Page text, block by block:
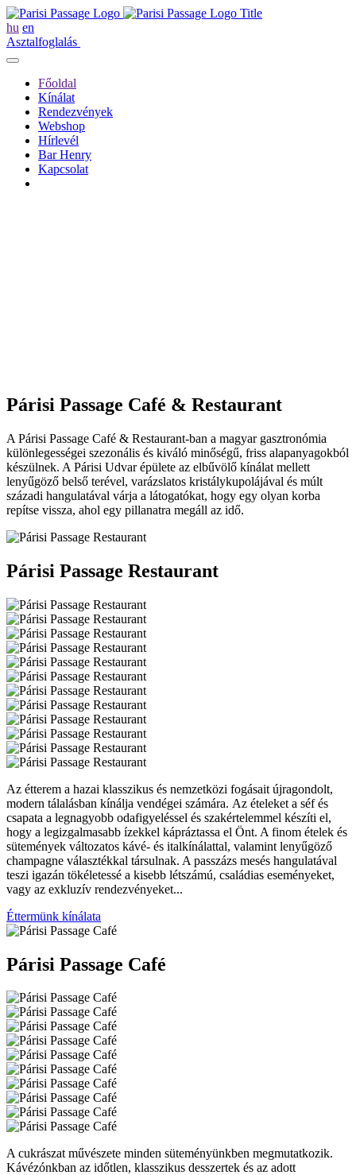
hu en
Asztalfoglalás
Főoldal
Kínálat
Rendezvények
Webshop
Hírlevél
Bar Henry
Kapcsolat
Párisi Passage Café & Restaurant
A Párisi Passage Café & Restaurant-ban a magyar gasztronómia
különlegességei szezonális és kiváló minőségű, friss alapanyagokból
készülnek. A Párisi Udvar épülete az elbűvölő kínálat mellett
lenyűgöző belső terével, varázslatos kristálykupolájával és múlt
századi hangulatával várja a látogatókat, hogy egy olyan korba
repítse vissza, ahol egy pillanatra megáll az idő.
Párisi Passage Restaurant
Az étterem a hazai klasszikus és nemzetközi fogásait újragondolt,
modern tálalásban kínálja vendégei számára. Az ételeket a séf és
csapata a legnagyobb odafigyeléssel és szakértelemmel készíti el,
hogy a legizgalmasabb ízekkel kápráztassa el Önt. A finom ételek és
sütemények változatos kávé- és italkínálattal, valamint lenyűgöző
champagne választékkal társulnak. A passzázs mesés hangulatával
teszi igazán tökéletessé a kisebb létszámú, családias eseményeket,
vagy az exkluzív rendezvényeket...
Éttermünk kínálata
Párisi Passage Café
A cukrászat művészete minden süteményünkben megmutatkozik.
Kávézónkban az időtlen, klasszikus desszertek és az adott